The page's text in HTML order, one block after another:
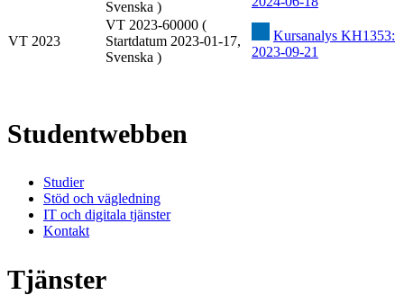
Svenska )
VT 2023
VT 2023-60000 (
Startdatum 2023-01-17,
Svenska )
Kursanalys KH1353:
2023-09-21
Studentwebben
Studier
Stöd och vägledning
IT och digitala tjänster
Kontakt
Tjänster